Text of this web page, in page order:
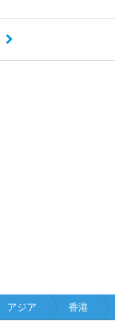
アジア 香港